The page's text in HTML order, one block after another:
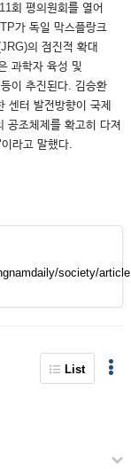
회 평의원회를 열어
가 독일 막스플랑크
의 점진적 확대
과학자 육성 및
이 추진된다. 김승환
터 발전방향이 국제
공조체제를 확고히 다져
라고 말했다.
society/
List